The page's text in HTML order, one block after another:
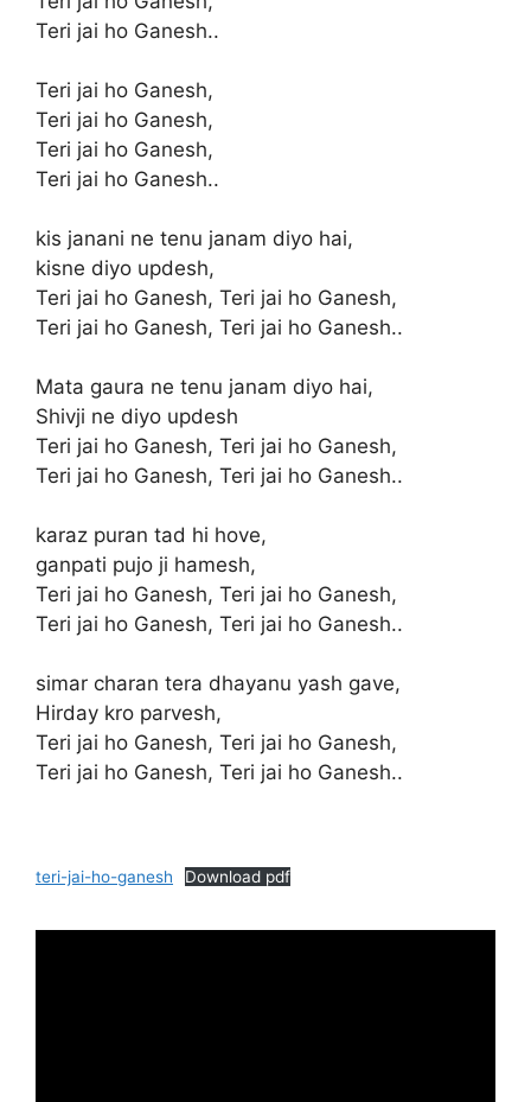
Teri jai ho Ganesh..
Teri jai ho Ganesh,
Teri jai ho Ganesh,
Teri jai ho Ganesh,
Teri jai ho Ganesh..
kis janani ne tenu janam diyo hai,
kisne diyo updesh,
Teri jai ho Ganesh, Teri jai ho Ganesh,
Teri jai ho Ganesh, Teri jai ho Ganesh..
Mata gaura ne tenu janam diyo hai,
Shivji ne diyo updesh
Teri jai ho Ganesh, Teri jai ho Ganesh,
Teri jai ho Ganesh, Teri jai ho Ganesh..
karaz puran tad hi hove,
ganpati pujo ji hamesh,
Teri jai ho Ganesh, Teri jai ho Ganesh,
Teri jai ho Ganesh, Teri jai ho Ganesh..
simar charan tera dhayanu yash gave,
Hirday kro parvesh,
Teri jai ho Ganesh, Teri jai ho Ganesh,
Teri jai ho Ganesh, Teri jai ho Ganesh..
teri-jai-ho-ganesh Download pdf